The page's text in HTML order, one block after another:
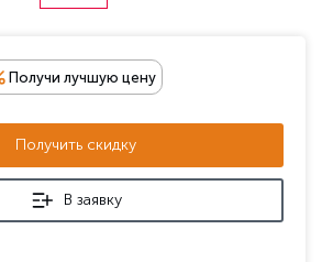
Получи лучшую цену
Получить скидку
В заявку